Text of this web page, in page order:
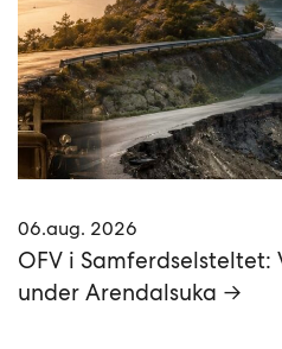
06.aug. 2026
OFV i
under Arendalsuka →